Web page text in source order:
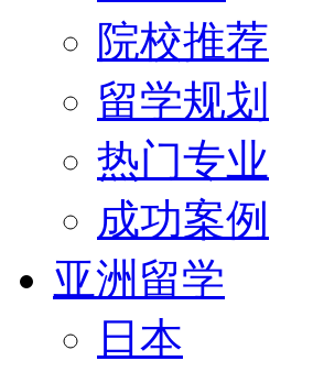
院校推荐
留学规划
热门专业
成功案例
亚洲留学
日本